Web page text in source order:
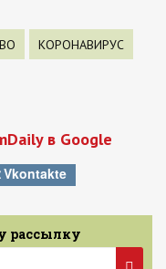
КОРОНАВИРУС
в Google
Vkontakte
рассылку